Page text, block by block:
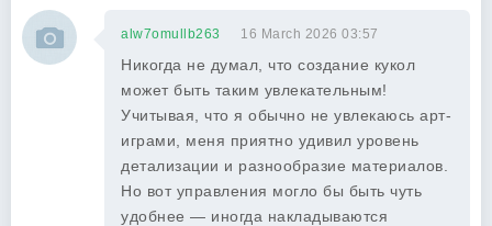
alw7omullb263 16 March 2026 03:57
Никогда не думал, что создание кукол
может быть таким увлекательным!
Учитывая, что я обычно не увлекаюсь арт-
играми, меня приятно удивил уровень
детализации и разнообразие материалов.
Но вот управления могло бы быть чуть
удобнее — иногда накладываются